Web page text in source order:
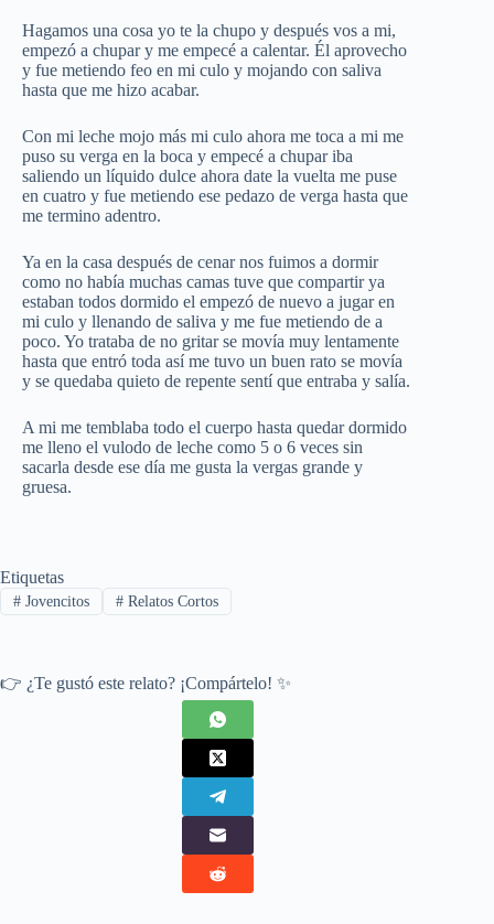
Hagamos una cosa yo te la chupo y después vos a mi,
empezó a chupar y me empecé a calentar. Él aprovecho
y fue metiendo feo en mi culo y mojando con saliva
hasta que me hizo acabar.
Con mi leche mojo más mi culo ahora me toca a mi me
puso su verga en la boca y empecé a chupar iba
saliendo un líquido dulce ahora date la vuelta me puse
en cuatro y fue metiendo ese pedazo de verga hasta que
me termino adentro.
Ya en la casa después de cenar nos fuimos a dormir
como no había muchas camas tuve que compartir ya
estaban todos dormido el empezó de nuevo a jugar en
mi culo y llenando de saliva y me fue metiendo de a
poco. Yo trataba de no gritar se movía muy lentamente
hasta que entró toda así me tuvo un buen rato se movía
y se quedaba quieto de repente sentí que entraba y salía.
A mi me temblaba todo el cuerpo hasta quedar dormido
me lleno el vulodo de leche como 5 o 6 veces sin
sacarla desde ese día me gusta la vergas grande y
gruesa.
Etiquetas
#Jovencitos #Relatos Cortos
👉 ¿Te gustó este relato? ¡Compártelo! ✨